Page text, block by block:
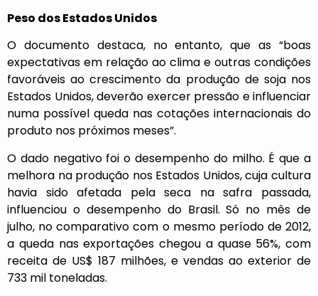
Peso dos Estados Unidos
O documento destaca, no entanto, que as “boas
expectativas em relação ao clima e outras condições
favoráveis ao crescimento da produção de soja nos
Estados Unidos, deverão exercer pressão e influenciar
numa possível queda nas cotações internacionais do
produto nos próximos meses”.
O dado negativo foi o desempenho do milho. É que a
melhora na produção nos Estados Unidos, cuja cultura
havia sido afetada pela seca na safra passada,
influenciou o desempenho do Brasil. Só no mês de
julho, no comparativo com o mesmo período de 2012,
a queda nas exportações chegou a quase 56%, com
receita de US$ 187 milhões, e vendas ao exterior de
733 mil toneladas.